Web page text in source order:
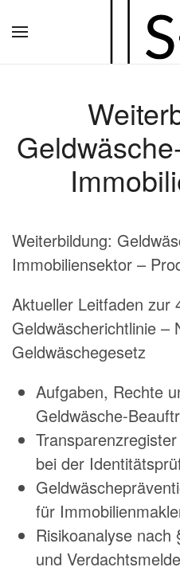
Hauptinhalt
Weiterbildung:
Immobiliensektor –
Aktueller Leitfaden zur
Geldwäscherichtlinie –
Geldwäschegesetz
Aufgaben, Rechte
Geldwäsche-
bei der
für
Risikoanalyse nach
und